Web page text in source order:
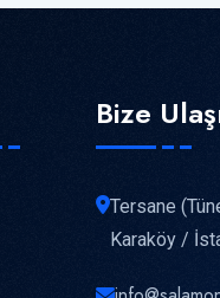
Bize
Tersane
Karaköy /